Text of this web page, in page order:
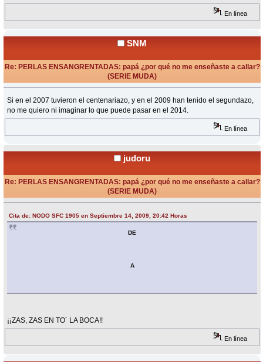
En línea
SNM
Re: PERLAS ENSANGRENTADAS: papá ¿por qué no me enseñaste a callar?
(SERIE MUDA)
Si en el 2007 tuvieron el centenariazo, y en el 2009 han tenido el segundazo,
no me quiero ni imaginar lo que puede pasar en el 2014.
En línea
judoru
Re: PERLAS ENSANGRENTADAS: papá ¿por qué no me enseñaste a callar?
(SERIE MUDA)
Cita de: NODO SFC 1905 en Septiembre 14, 2009, 20:42 Horas
DE
A
¡¡ZAS, ZAS EN TO´ LA BOCA!!
En línea